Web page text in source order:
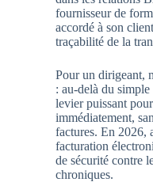
fournisseur de
accordé à son
traçabilité de la
Pour un dirigeant,
: au-delà du
levier puissant
immédiatement,
factures. En 2026,
facturation
de sécurité contre
chroniques.